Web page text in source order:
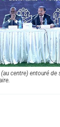
centre) entouré